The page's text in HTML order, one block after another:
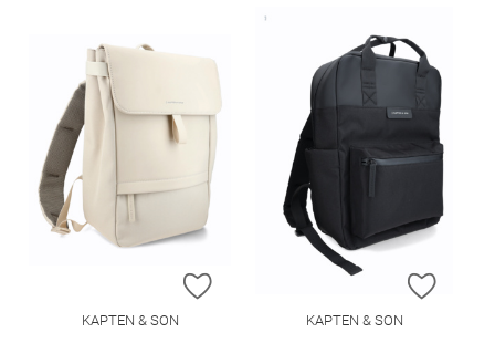
ZUR WUNSCHLISTE HINZUFÜGEN
KAPTEN & SON
ZUR
KAPTEN & SON